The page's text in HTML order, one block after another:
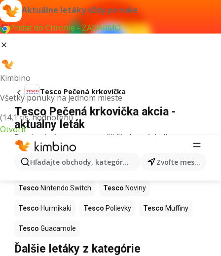
Aktuálne letáky vždy po ruke
Pridať do Chrome - ZADARMO
Kimbino
Všetky ponuky na jednom mieste
(14,1 tis. hodnotení)
Otvoriť
Hľadajte obchody, kategórie, produkty... Zvoľte mesto
Tesco Pečená krkovička
Tesco Pečená krkovička akcia -
aktuálny leták
Pre daný výraz sme nenašli žiadne výsledky.
Ďalšie produkty v obchodoch Tesco
Tesco Kapor Tesco Ashwagandha
Tesco Nintendo Switch Tesco Noviny
Tesco Hurmikaki Tesco Polievky Tesco Muffiny
Tesco Guacamole
Ďalšie letáky z kategórie